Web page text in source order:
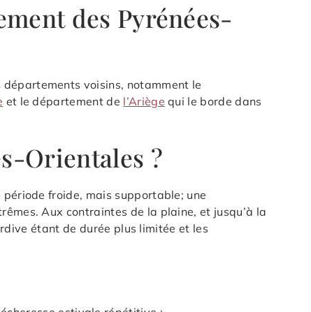
des Pyrénées-
voisins, notamment le
et le département de l’Ariège qui le borde dans
Orientales ?
froide, mais supportable; une
Aux contraintes de la plaine, et jusqu’à la
étant de durée plus limitée et les